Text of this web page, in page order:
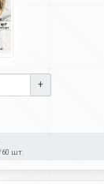
+
60 шт.